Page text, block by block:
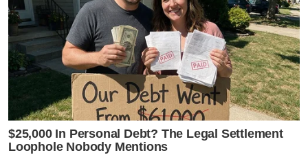
$25,000 In Personal Debt? The Legal Settlement
Loophole Nobody Mentions